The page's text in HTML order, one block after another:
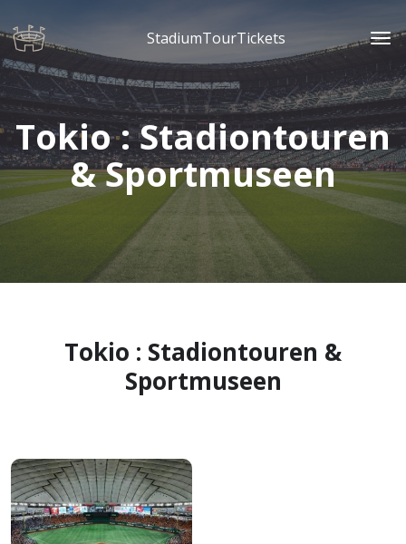
StadiumTourTickets
Tokio : Stadiontouren
& Sportmuseen
Tokio : Stadiontouren &
Sportmuseen